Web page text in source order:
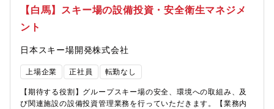
【白馬】スキー場の設備投資・安全衛生マネジメ
ント
日本スキー場開発株式会社
上場企業 正社員 転勤なし
【期待する役割】グループスキー場の安全、環境への取組み、及
び関連施設の設備投資管理業務を行っていただきます。【業務内